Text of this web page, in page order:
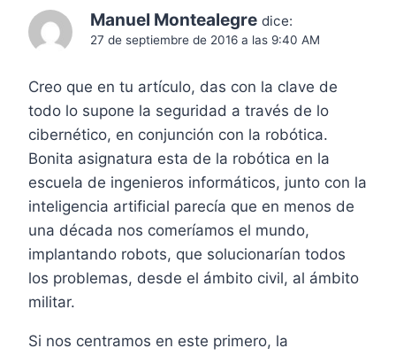
Manuel Montealegre dice:
27 de septiembre de 2016 a las 9:40 AM
Creo que en tu artículo, das con la clave de
todo lo supone la seguridad a través de lo
cibernético, en conjunción con la robótica.
Bonita asignatura esta de la robótica en la
escuela de ingenieros informáticos, junto con la
inteligencia artificial parecía que en menos de
una década nos comeríamos el mundo,
implantando robots, que solucionarían todos
los problemas, desde el ámbito civil, al ámbito
militar.
Si nos centramos en este primero, la